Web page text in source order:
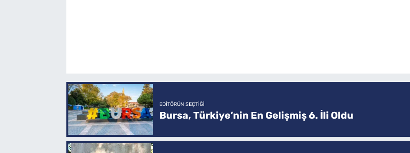
EDITÖRÜN SEÇTIĞI
Bursa, Türkiye’nin En Gelişmiş 6. İli Oldu